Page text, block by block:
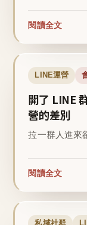
閱讀全文
LINE運營
開了 LINE
營的差別
拉一群人進來
閱讀全文